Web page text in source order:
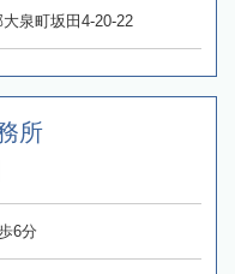
泉町坂田4-20-22
所
6分